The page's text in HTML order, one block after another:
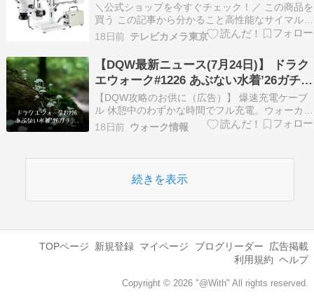
＼公式ショップを今すぐチェック！／ この商品を
買う この記事から分かること高性能なサイマルフ
ォーカル三眼鏡ブームステレオ顕微鏡の特徴と活
用法が分かる並行輸入品ならではの注意点や購入
前に知っておきたいポイントを理解できる製品の
仕様や使い方、FAQで疑問を解消し、安心して検
討できる…
18日前 テレビカメラ東京
【DQW最新ニュース(7月24日)】 ドラク
エウォーク#1226 あぶない水着’26ガチャ
ー！ （自動投稿・他サイトに飛びます）
【DQW攻略のお供に（広告）】 爆速充電ケーブ
ル 休憩中のわずかな時間でフル充電。ウォーカー
の必需品です。 Amazonでチェックする みんな、
ドラクエウォークの新イベントはもうチェックし
ガチャがスタートしたよ！ 昔DQ4を遊…
18日前 ウォーク情報
続きを表示
TOPページ 新規登録 マイページ ブログリーダー
広告掲載
利用規約 ヘルプ
Copyright © 2026 "@With" All rights reserved.